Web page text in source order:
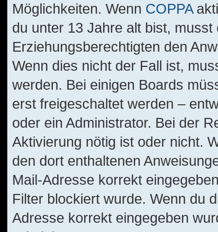
Möglichkeiten. Wenn COPPA
du unter 13 Jahre alt bist,
Erziehungsberechtigten den
Wenn dies nicht der Fall ist,
werden. Bei einigen Boards
erst freigeschaltet werden –
oder ein Administrator. Bei der
Aktivierung nötig ist oder nicht.
den dort enthaltenen
Mail-Adresse korrekt
Filter blockiert wurde. Wenn du
Adresse korrekt eingegeben